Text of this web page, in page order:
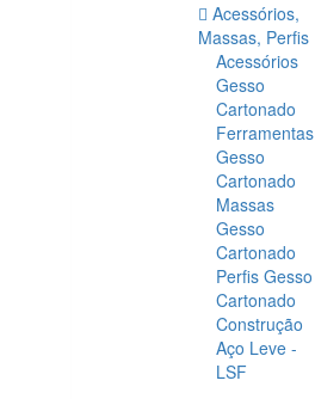
Acessórios,
Massas, Perfis
Acessórios
Gesso
Cartonado
Ferramentas
Gesso
Cartonado
Massas
Gesso
Cartonado
Perfis Gesso
Cartonado
Construção
Aço Leve -
LSF